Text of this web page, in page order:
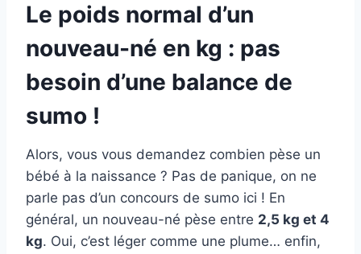
Le poids normal d’un
nouveau-né en kg : pas
besoin d’une balance de
sumo !
Alors, vous vous demandez combien pèse un
bébé à la naissance ? Pas de panique, on ne
parle pas d’un concours de sumo ici ! En
général, un nouveau-né pèse entre 2,5 kg et 4
kg. Oui, c’est léger comme une plume… enfin,